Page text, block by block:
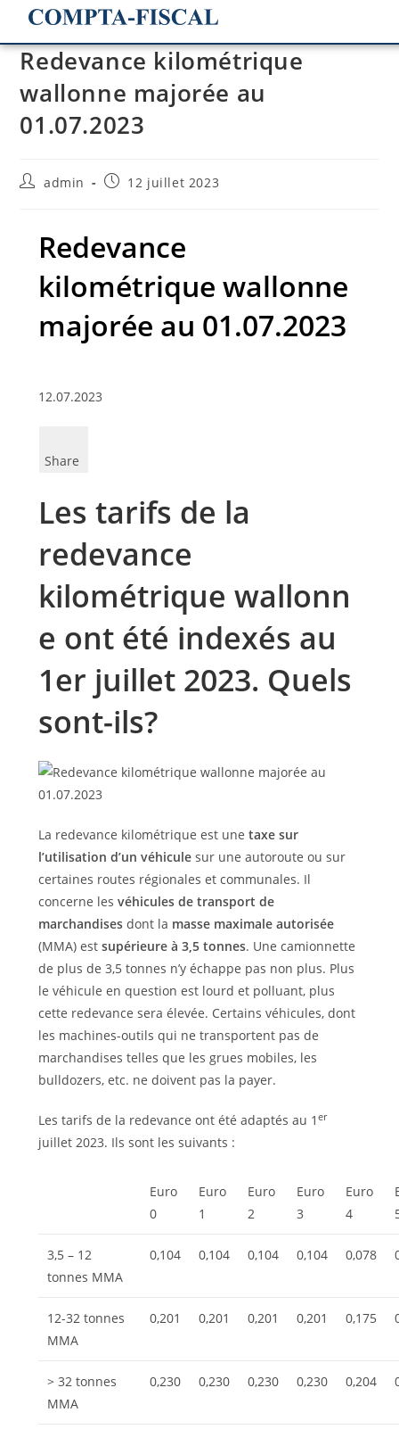
Redevance kilométrique
wallonne majorée au
01.07.2023
admin 12 juillet 2023
Redevance
kilométrique wallonne
majorée au 01.07.2023
12.07.2023
Share
Les tarifs de la
redevance
kilométrique wallonn
e ont été indexés au
1er juillet 2023. Quels
sont-ils?
La redevance kilométrique est une taxe sur
l’utilisation d’un véhicule sur une autoroute ou sur
certaines routes régionales et communales. Il
concerne les véhicules de transport de
marchandises dont la masse maximale autorisée
(MMA) estsupérieure à 3,5 tonnes. Une camionnette
de plus de 3,5 tonnes n’y échappe pas non plus. Plus
le véhicule en question est lourd et polluant, plus
cette redevance sera élevée. Certains véhicules, dont
les machines-outils qui ne transportent pas de
marchandises telles que les grues mobiles, les
bulldozers, etc. ne doivent pas la payer.
Les tarifs de la redevance ont été adaptés au 1 er
juillet 2023. Ils sont les suivants :
Euro
0
Euro
1
Euro
2
Euro
3
Euro
4
3,5 – 12
tonnes MMA
0,104 0,104 0,104 0,104 0,078
12-32 tonnes
MMA
0,201 0,201 0,201 0,201 0,175
> 32 tonnes
MMA
0,230 0,230 0,230 0,230 0,204